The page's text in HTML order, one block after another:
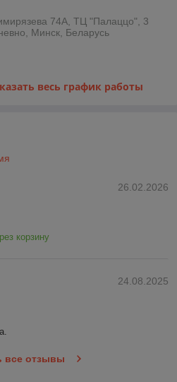
74A, ТЦ "Палаццо", 3
Минск, Беларусь
весь график работы
26.02.2026
корзину
24.08.2025
все отзывы